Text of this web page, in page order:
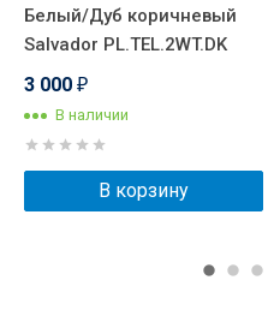
Белый/Дуб коричневый
Salvador PL.TEL.2WT.DK
3 000 ₽
В наличии
В корзину